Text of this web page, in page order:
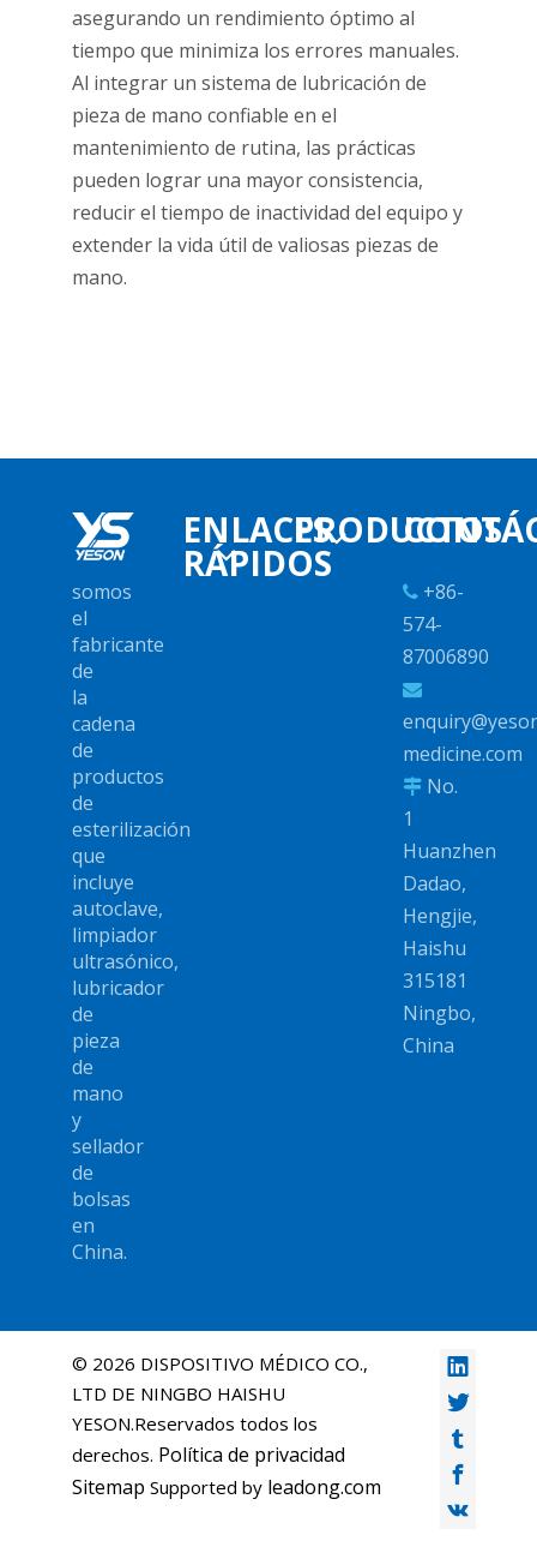
asegurando un rendimiento óptimo al
tiempo que minimiza los errores manuales.
Al integrar un sistema de lubricación de
pieza de mano confiable en el
mantenimiento de rutina, las prácticas
pueden lograr una mayor consistencia,
reducir el tiempo de inactividad del equipo y
extender la vida útil de valiosas piezas de
mano.
somos
el
fabricante
de
la
cadena
de
productos
de
esterilización
que
incluye
autoclave,
limpiador
ultrasónico,
lubricador
de
pieza
de
mano
y
sellador
de
bolsas
en
China.
ENLACES
RÁPIDOS
PRODUCTOS
 +86-
574-
87006890

medicine.com
 No.
1
Huanzhen
Dadao,
Hengjie,
Haishu
315181
Ningbo,
China
© 2026 DISPOSITIVO MÉDICO CO.,
LTD DE NINGBO HAISHU
YESON.Reservados todos los
derechos. Política de privacidad
Sitemap Supported by leadong.com